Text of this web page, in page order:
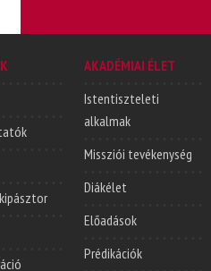
AKADÉMIAI ÉLET
Istentiszteleti
alkalmak
Missziói tevékenység
Diákélet
Előadások
Prédikációk